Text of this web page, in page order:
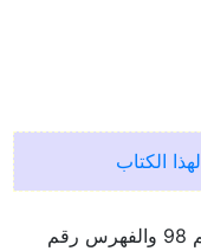
الكتاب
-مذكور فى الإجازة رقم 98 والفهرس رقم